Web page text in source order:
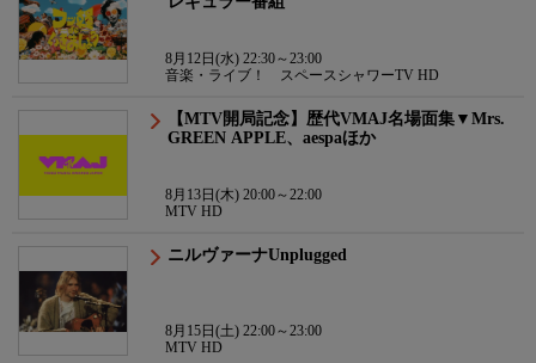
8月12日(水) 22:30～23:00
音楽・ライブ！ スペースシャワーTV HD
【MTV開局記念】歴代VMAJ名場面集▼Mrs.
GREEN APPLE、aespaほか
8月13日(木) 20:00～22:00
MTV HD
ニルヴァーナUnplugged
8月15日(土) 22:00～23:00
MTV HD